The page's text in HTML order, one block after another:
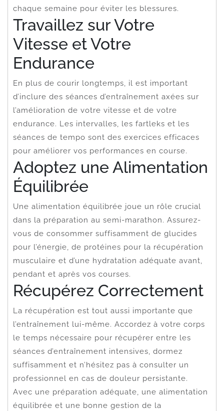
chaque semaine pour éviter les blessures.
Travaillez sur Votre
Vitesse et Votre
Endurance
En plus de courir longtemps, il est important
d’inclure des séances d’entraînement axées sur
l’amélioration de votre vitesse et de votre
endurance. Les intervalles, les fartleks et les
séances de tempo sont des exercices efficaces
pour améliorer vos performances en course.
Adoptez une Alimentation
Équilibrée
Une alimentation équilibrée joue un rôle crucial
dans la préparation au semi-marathon. Assurez-
vous de consommer suffisamment de glucides
pour l’énergie, de protéines pour la récupération
musculaire et d’une hydratation adéquate avant,
pendant et après vos courses.
Récupérez Correctement
La récupération est tout aussi importante que
l’entraînement lui-même. Accordez à votre corps
le temps nécessaire pour récupérer entre les
séances d’entraînement intensives, dormez
suffisamment et n’hésitez pas à consulter un
professionnel en cas de douleur persistante.
Avec une préparation adéquate, une alimentation
équilibrée et une bonne gestion de la